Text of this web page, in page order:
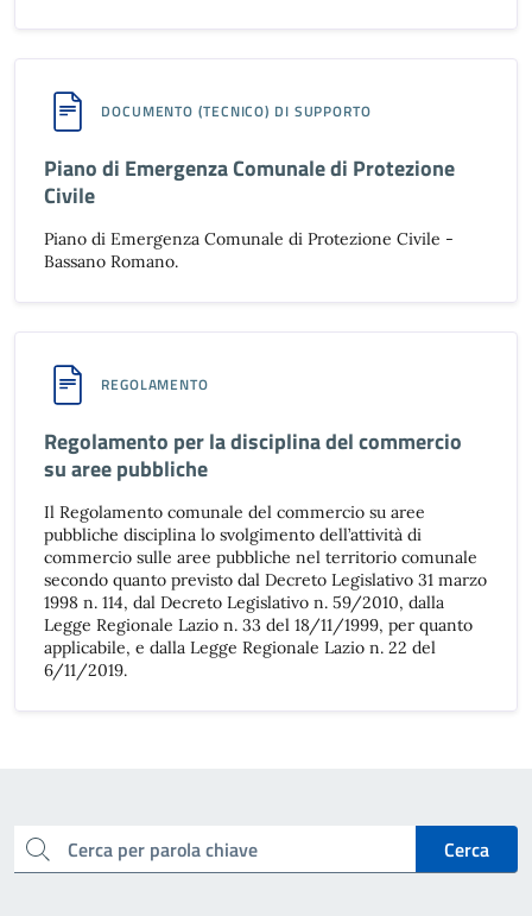
DOCUMENTO (TECNICO) DI SUPPORTO
Piano di Emergenza Comunale di Protezione
Civile
Piano di Emergenza Comunale di Protezione Civile -
Bassano Romano.
REGOLAMENTO
Regolamento per la disciplina del commercio
su aree pubbliche
Il Regolamento comunale del commercio su aree
pubbliche disciplina lo svolgimento dell’attività di
commercio sulle aree pubbliche nel territorio comunale
secondo quanto previsto dal Decreto Legislativo 31 marzo
1998 n. 114, dal Decreto Legislativo n. 59/2010, dalla
Legge Regionale Lazio n. 33 del 18/11/1999, per quanto
applicabile, e dalla Legge Regionale Lazio n. 22 del
6/11/2019.
cerca Cerca